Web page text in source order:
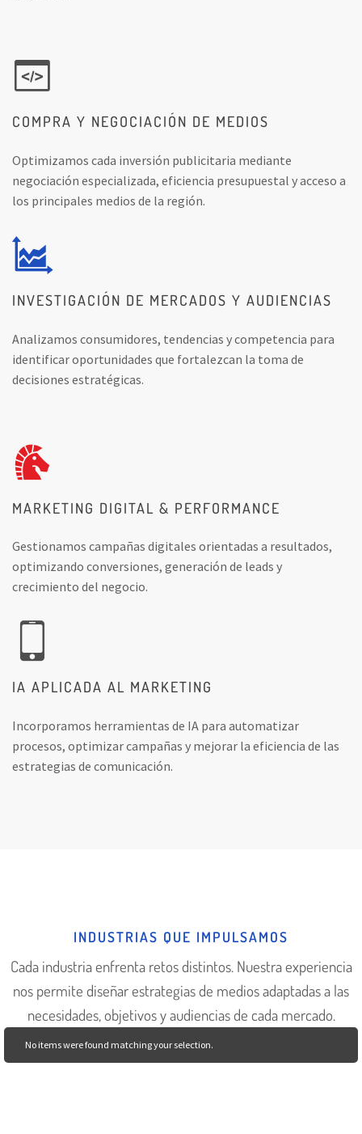
COMPRA Y NEGOCIACIÓN DE MEDIOS
Optimizamos cada inversión publicitaria mediante
negociación especializada, eficiencia presupuestal y acceso a
los principales medios de la región.
INVESTIGACIÓN DE MERCADOS Y AUDIENCIAS
Analizamos consumidores, tendencias y competencia para
identificar oportunidades que fortalezcan la toma de
decisiones estratégicas.
MARKETING DIGITAL & PERFORMANCE
Gestionamos campañas digitales orientadas a resultados,
optimizando conversiones, generación de leads y
crecimiento del negocio.
IA APLICADA AL MARKETING
Incorporamos herramientas de IA para automatizar
procesos, optimizar campañas y mejorar la eficiencia de las
estrategias de comunicación.
INDUSTRIAS QUE IMPULSAMOS
Cada industria enfrenta retos distintos. Nuestra experiencia
nos permite diseñar estrategias de medios adaptadas a las
necesidades, objetivos y audiencias de cada mercado.
No items were found matching your selection.